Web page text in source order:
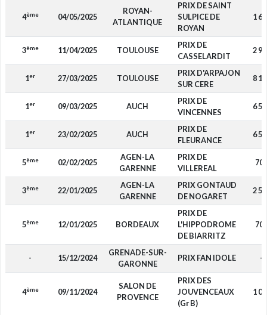
4ème 04/05/2025
ROYAN-
ATLANTIQUE
PRIX DE SAINT
SULPICE DE
ROYAN
1
3ème 11/04/2025 TOULOUSE
PRIX DE
CASSELARDIT
2
1er 27/03/2025 TOULOUSE
PRIX D'ARPAJON
SUR CERE
8
1er 09/03/2025 AUCH
PRIX DE
VINCENNES
6
1er 23/02/2025 AUCH
PRIX DE
FLEURANCE
6
5ème 02/02/2025
AGEN-LA
GARENNE
PRIX DE
VILLEREAL
700
3ème 22/01/2025
AGEN-LA
GARENNE
PRIX GONTAUD
DE NOGARET
2
5ème 12/01/2025 BORDEAUX
PRIX DE
L'HIPPODROME
DE BIARRITZ
700
- 15/12/2024
GRENADE-SUR-
GARONNE
PRIX FAN IDOLE -
4ème 09/11/2024
SALON DE
PROVENCE
PRIX DES
JOUVENCEAUX
(Gr B)
1